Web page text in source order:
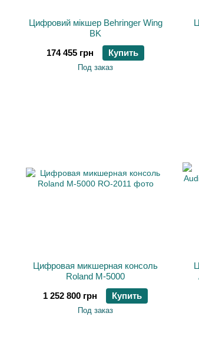
Цифровий мікшер Behringer Wing
BK
174 455 грн
Купить
Под заказ
Цифровая микшерная консоль
Roland M-5000
1 252 800 грн
Купить
Под заказ